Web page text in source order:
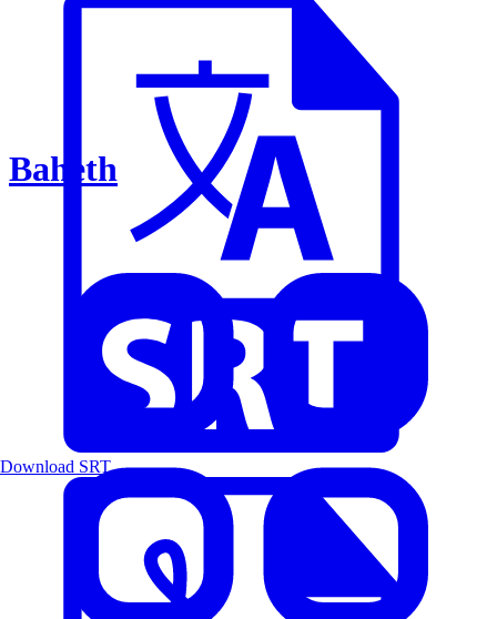
Baheth
Download SRT